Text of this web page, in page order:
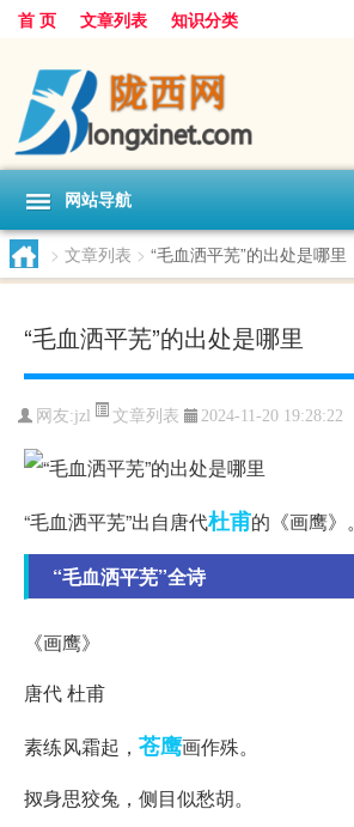
首 页 文章列表 知识分类
网站导航
> 文章列表 > “毛血洒平芜”的出处是哪里
“毛血洒平芜”的出处是哪里
网友:jzl 文章列表 2024-11-20 19:28:22
“毛血洒平芜”出自唐代杜甫的《画鹰》。
“毛血洒平芜”全诗
《画鹰》
唐代 杜甫
素练风霜起， 苍鹰画作殊。
㧐身思狡兔，侧目似愁胡。